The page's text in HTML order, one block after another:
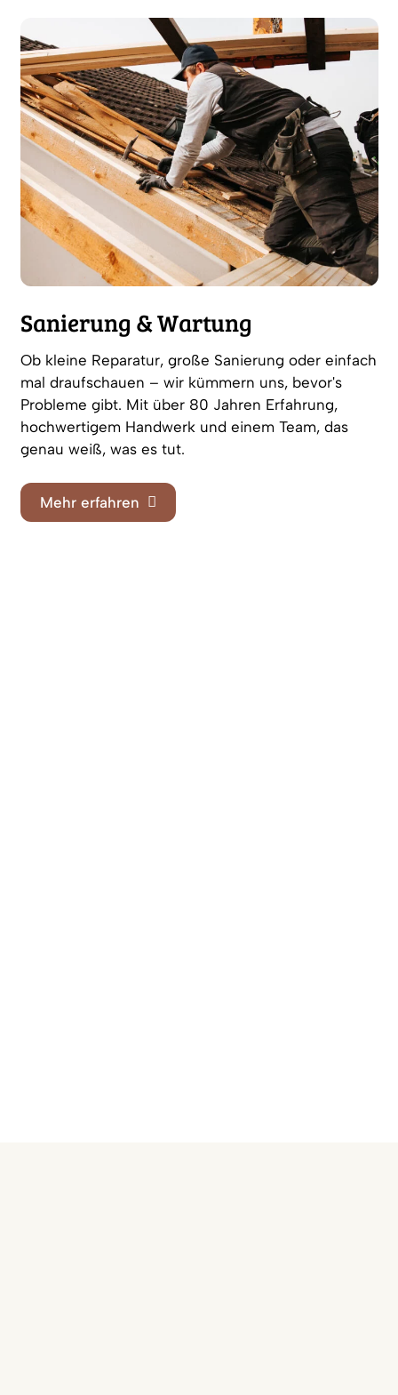
Sanierung & Wartung
Ob kleine Reparatur, große Sanierung oder einfach
mal draufschauen – wir kümmern uns, bevor's
Probleme gibt. Mit über 80 Jahren Erfahrung,
hochwertigem Handwerk und einem Team, das
genau weiß, was es tut.
Mehr erfahren